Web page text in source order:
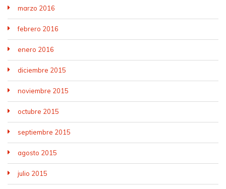
marzo 2016
febrero 2016
enero 2016
diciembre 2015
noviembre 2015
octubre 2015
septiembre 2015
agosto 2015
julio 2015